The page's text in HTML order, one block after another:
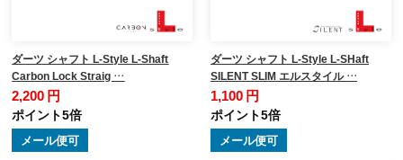
ダーツ シャフト L-Style L-Shaft
Carbon Lock Straig …
2,200 円
ポイント5倍
メール便可
ダーツ シャフト L-Style L-SHaft
SILENT SLIM エルスタイル …
1,100 円
ポイント5倍
メール便可